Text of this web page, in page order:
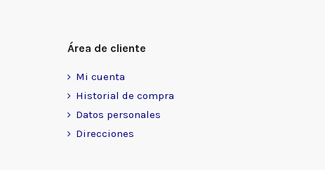
Área de cliente
Mi cuenta
Historial de compra
Datos personales
Direcciones